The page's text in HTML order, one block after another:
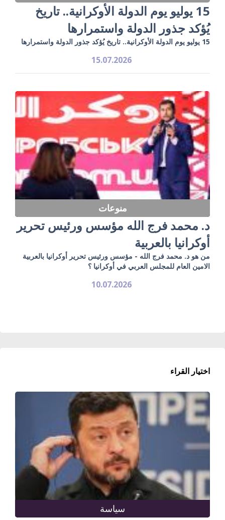
15 يوليو يوم الدولة الأوكرانية.. تاريخ
يُؤكد جذور الدولة واستمرارها
15 يوليو يوم الدولة الأوكرانية.. تاريخ يُؤكد جذور الدولة واستمرارها
15.07.2026
منوعات
د. محمد فرج الله مؤسس ورئيس تحرير
أوكرانيا بالعربية
من هو د. محمد فرج الله - مؤسس ورئيس تحرير أوكرانيا بالعربية
الامين العام للمجلس العربي في أوكرانيا ؟
10.07.2026
اختيار القراء
سياسة